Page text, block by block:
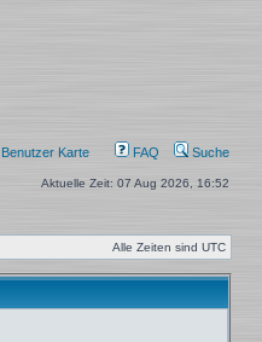
Benutzer Karte FAQ Suche
Aktuelle Zeit: 07 Aug 2026, 16:52
Alle Zeiten sind UTC